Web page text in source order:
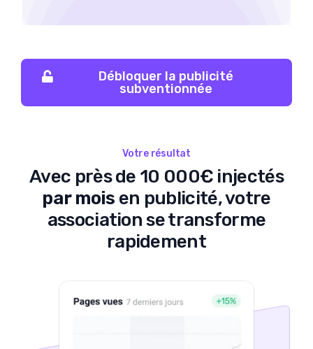
Débloquer la publicité
subventionnée
Votre résultat
Avec près de 10 000€ injectés
par mois en publicité, votre
association se transforme
rapidement